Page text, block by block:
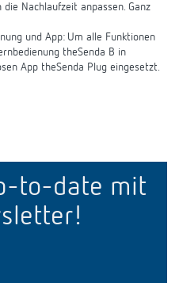
Nachlaufzeit anpassen. Ganz
und App: Um alle Funktionen
theSenda B in
App theSenda Plug eingesetzt.
to-date mit